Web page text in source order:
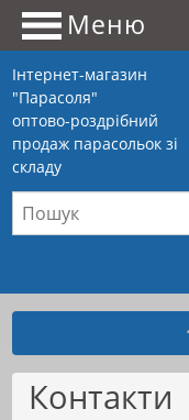
Меню
Інтернет-магазин
"Парасоля"
оптово-роздрібний
продаж парасольок зі
складу
Контакти